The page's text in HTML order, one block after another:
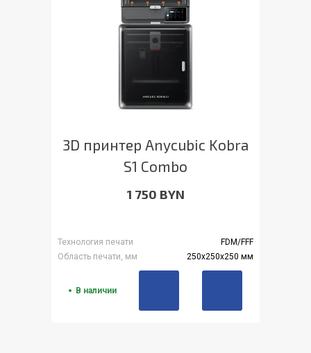
3D принтер Anycubic Kobra
S1 Combo
1 750 BYN
Технология печати
FDM/FFF
Область печати, мм
250x250x250 мм
В наличии